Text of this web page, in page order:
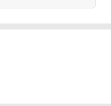
ver.)
モノクロ版 39 (ジャンプ